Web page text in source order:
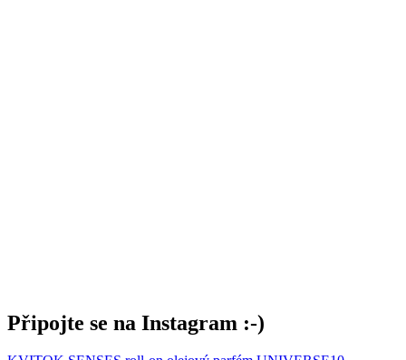
Připojte se na Instagram :-)